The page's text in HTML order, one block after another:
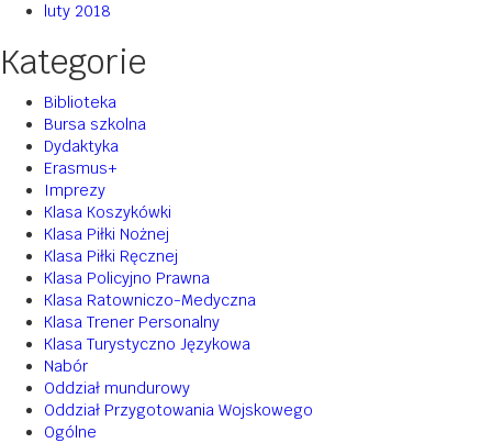
luty 2018
Kategorie
Biblioteka
Bursa szkolna
Dydaktyka
Erasmus+
Imprezy
Klasa Koszykówki
Klasa Piłki Nożnej
Klasa Piłki Ręcznej
Klasa Policyjno Prawna
Klasa Ratowniczo-Medyczna
Klasa Trener Personalny
Klasa Turystyczno Językowa
Nabór
Oddział mundurowy
Oddział Przygotowania Wojskowego
Ogólne